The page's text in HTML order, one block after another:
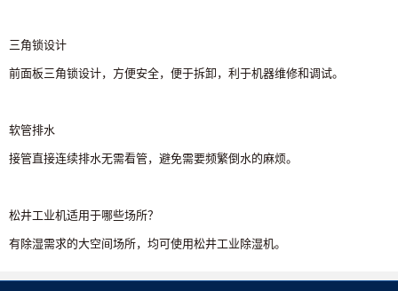
三角锁设计
前面板三角锁设计，方便安全，便于拆卸，利于机器维修和调试。
软管排水
接管直接连续排水无需看管，避免需要频繁倒水的麻烦。
松井工业机适用于哪些场所？
有除湿需求的大空间场所，均可使用松井工业除湿机。